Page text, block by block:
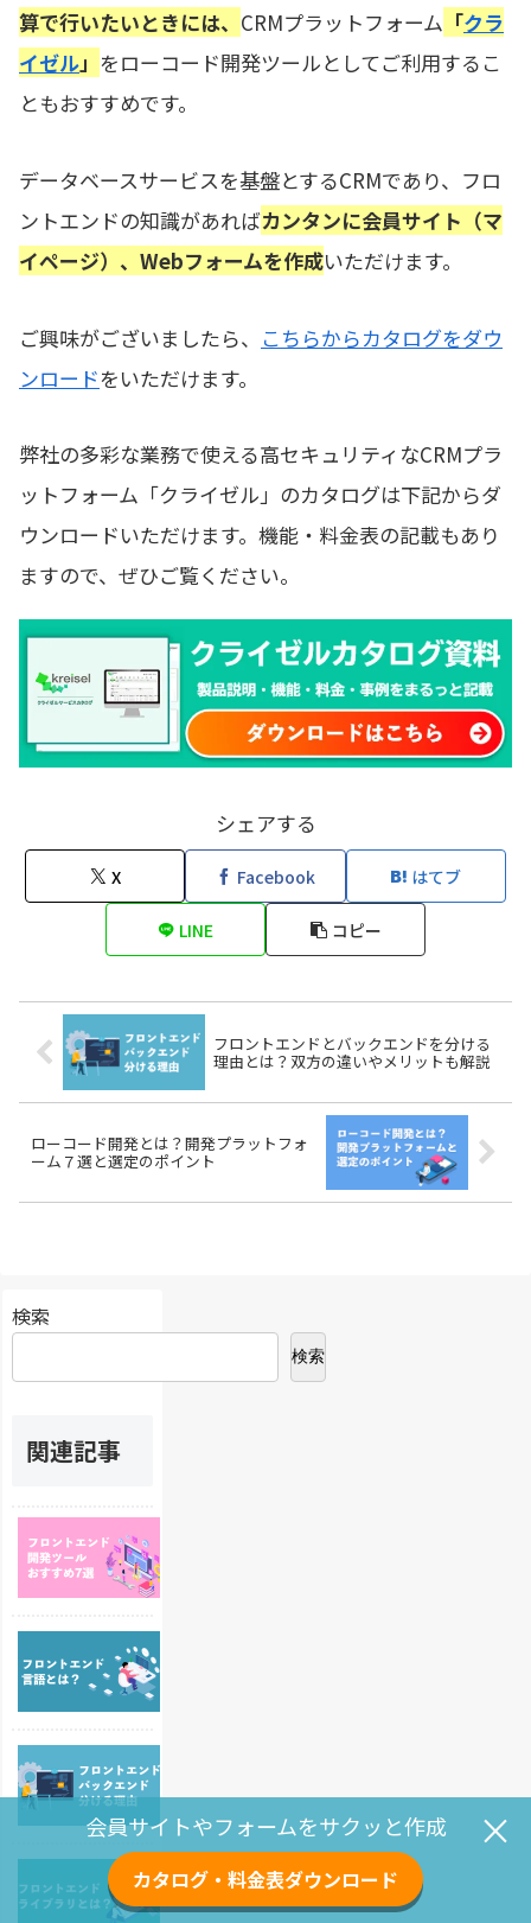
会員サイトやフォームをサクッと作成
カタログ・料金表ダウンロード
×
算で行いたいときには、 CRMプラットフォーム 「クラ
イゼル」 をローコード開発ツールとしてご利用するこ
ともおすすめです。
データベースサービスを基盤とするCRMであり、フロ
ントエンドの知識があればカンタンに会員サイト（マ
イページ）、Webフォームを作成いただけます。
ご興味がございましたら、 こちらからカタログをダウ
ンロードをいただけます。
弊社の多彩な業務で使える高セキュリティなCRMプラ
ットフォーム「クライゼル」のカタログは下記からダ
ウンロードいただけます。機能・料金表の記載もあり
ますので、ぜひご覧ください。
シェアする
X Facebook はてブ
LINE コピー
フロントエンドとバックエンドを分ける
理由とは？双方の違いやメリットも解説
ローコード開発とは？開発プラットフォ
ーム７選と選定のポイント
検索
検索
関連記事
お
す
す
め
言
語
と
は
？
ン
ト
エ
ン
ド
フ
ロ
ン